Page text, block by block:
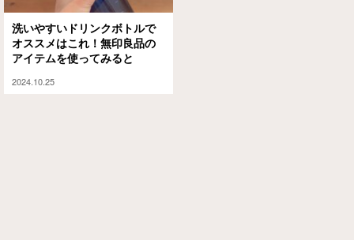
洗いやすいドリンクボトルで
オススメはこれ！無印良品の
アイテムを使ってみると
2024.10.25